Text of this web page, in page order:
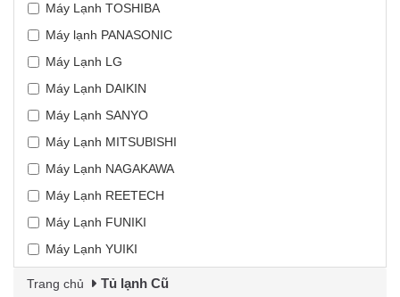
Máy Lạnh TOSHIBA
Máy lạnh PANASONIC
Máy Lạnh LG
Máy Lạnh DAIKIN
Máy Lạnh SANYO
Máy Lạnh MITSUBISHI
Máy Lạnh NAGAKAWA
Máy Lạnh REETECH
Máy Lạnh FUNIKI
Máy Lạnh YUIKI
Trang chủ Tủ lạnh Cũ